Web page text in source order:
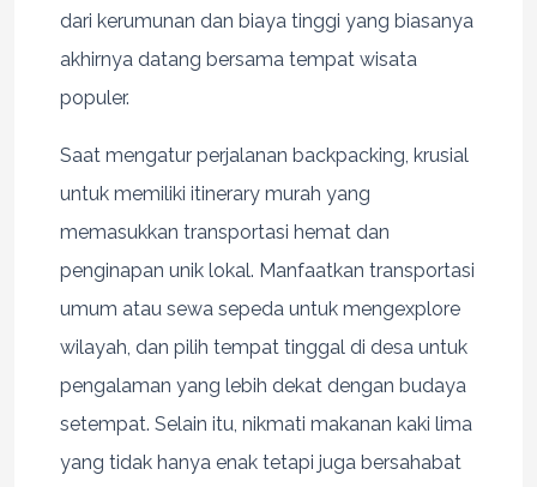
dari kerumunan dan biaya tinggi yang biasanya
akhirnya datang bersama tempat wisata
populer.
Saat mengatur perjalanan backpacking, krusial
untuk memiliki itinerary murah yang
memasukkan transportasi hemat dan
penginapan unik lokal. Manfaatkan transportasi
umum atau sewa sepeda untuk mengexplore
wilayah, dan pilih tempat tinggal di desa untuk
pengalaman yang lebih dekat dengan budaya
setempat. Selain itu, nikmati makanan kaki lima
yang tidak hanya enak tetapi juga bersahabat